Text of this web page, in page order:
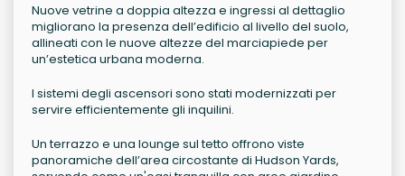
Nuove vetrine a doppia altezza e ingressi al dettaglio
migliorano la presenza dell’edificio al livello del suolo,
allineati con le nuove altezze del marciapiede per
un’estetica urbana moderna.
I sistemi degli ascensori sono stati modernizzati per
servire efficientemente gli inquilini.
Un terrazzo e una lounge sul tetto offrono viste
panoramiche dell’area circostante di Hudson Yards,